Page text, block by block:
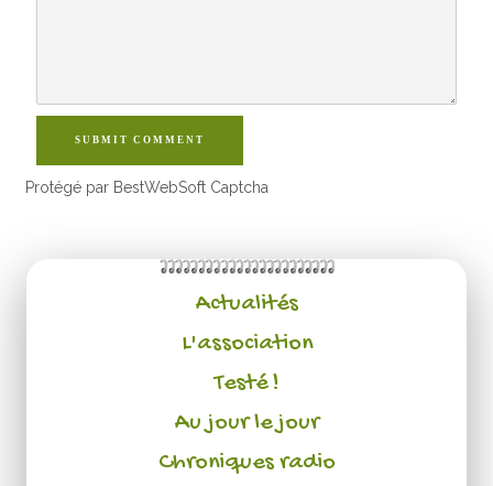
SUBMIT COMMENT
Protégé par BestWebSoft Captcha
Actualités
L'association
Testé !
Au jour le jour
Chroniques radio